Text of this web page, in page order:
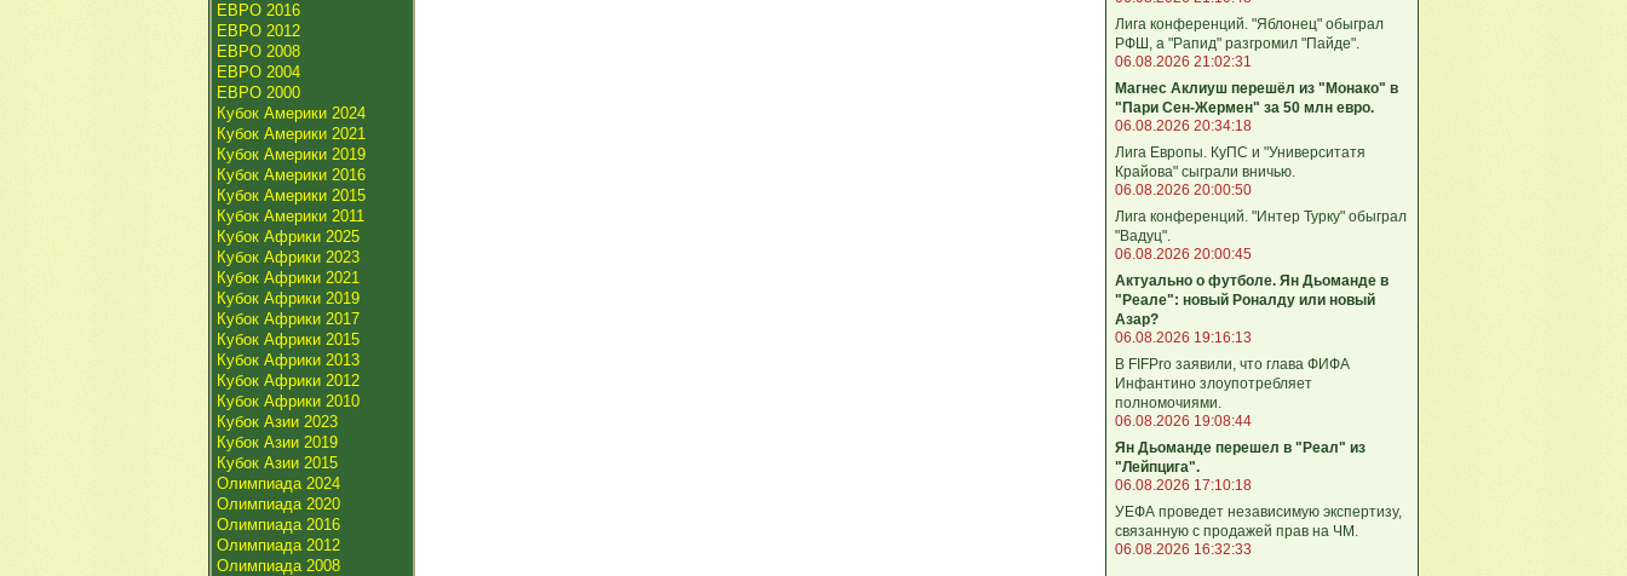
ЕВРО 2016
ЕВРО 2012
ЕВРО 2008
ЕВРО 2004
ЕВРО 2000
Кубок Америки 2024
Кубок Америки 2021
Кубок Америки 2019
Кубок Америки 2016
Кубок Америки 2015
Кубок Америки 2011
Кубок Африки 2025
Кубок Африки 2023
Кубок Африки 2021
Кубок Африки 2019
Кубок Африки 2017
Кубок Африки 2015
Кубок Африки 2013
Кубок Африки 2012
Кубок Африки 2010
Кубок Азии 2023
Кубок Азии 2019
Кубок Азии 2015
Олимпиада 2024
Олимпиада 2020
Олимпиада 2016
Олимпиада 2012
Олимпиада 2008
Лига кoнференций. "Яблонец" обыграл
РФШ, а "Рапид" разгромил "Пайде".
06.08.2026 21:02:31
Магнес Аклиуш перешёл из "Монако" в
"Пари Сен-Жермен" за 50 млн евро.
06.08.2026 20:34:18
Лига Европы. КуПС и "Университатя
Крайова" сыграли вничью.
06.08.2026 20:00:50
Лига конференций. "Интер Турку" обыграл
"Вадуц".
06.08.2026 20:00:45
Актуально о футболе. Ян Дьоманде в
"Реале": новый Роналду или новый
Азар?
06.08.2026 19:16:13
В FIFPro заявили, что глава ФИФА
Инфантино злоупотребляет
полномочиями.
06.08.2026 19:08:44
Ян Дьоманде перешел в "Реал" из
"Лейпцига".
06.08.2026 17:10:18
УЕФА проведет независимую экспертизу,
связанную с продажей прав на ЧМ.
06.08.2026 16:32:33